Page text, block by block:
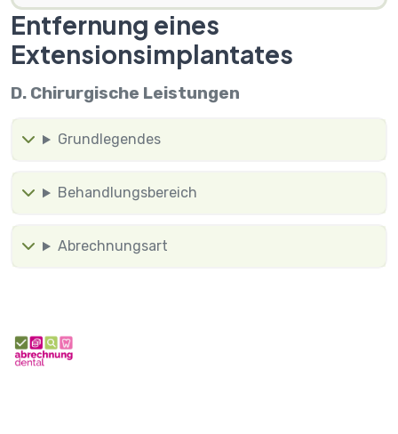
Entfernung eines
Extensionsimplantates
D. Chirurgische Leistungen
Grundlegendes
Behandlungsbereich
Abrechnungsart